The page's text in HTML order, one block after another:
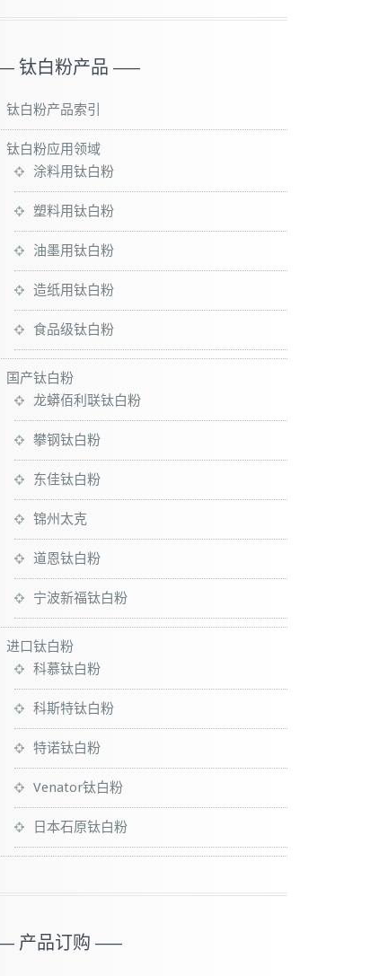
钛白粉产品 —–
钛白粉产品索引
钛白粉应用领域
涂料用钛白粉
塑料用钛白粉
油墨用钛白粉
造纸用钛白粉
食品级钛白粉
国产钛白粉
龙蟒佰利联钛白粉
攀钢钛白粉
东佳钛白粉
锦州太克
道恩钛白粉
宁波新福钛白粉
进口钛白粉
科慕钛白粉
科斯特钛白粉
特诺钛白粉
Venator钛白粉
日本石原钛白粉
产品订购 —–